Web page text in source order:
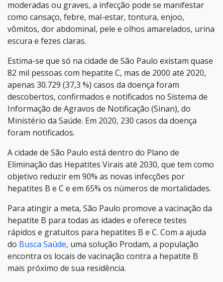
moderadas ou graves, a infecção pode se manifestar
como cansaço, febre, mal-estar, tontura, enjoo,
vômitos, dor abdominal, pele e olhos amarelados, urina
escura e fezes claras.
Estima-se que só na cidade de São Paulo existam quase
82 mil pessoas com hepatite C, mas de 2000 até 2020,
apenas 30.729 (37,3 %) casos da doença foram
descobertos, confirmados e notificados no Sistema de
Informação de Agravos de Notificação (Sinan), do
Ministério da Saúde. Em 2020, 230 casos da doença
foram notificados.
A cidade de São Paulo está dentro do Plano de
Eliminação das Hepatites Virais até 2030, que tem como
objetivo reduzir em 90% as novas infecções por
hepatites B e C e em 65% os números de mortalidades.
Para atingir a meta, São Paulo promove a vacinação da
hepatite B para todas as idades e oferece testes
rápidos e gratuitos para hepatites B e C. Com a ajuda
do Busca Saúde, uma solução Prodam, a população
encontra os locais de vacinação contra a hepatite B
mais próximo de sua residência.